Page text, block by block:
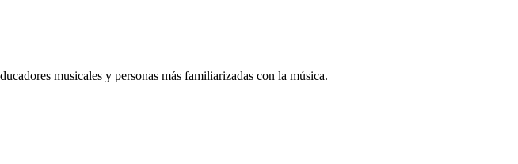
musicales y personas más familiarizadas con la música.